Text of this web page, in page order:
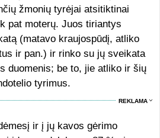
žmonių tyrėjai atsitiktinai
pat moterų. Juos tiriantys
(matavo kraujospūdį, atliko
ir pan.) ir rinko su jų sveikata
duomenis; be to, jie atliko ir šių
tyrimus.
REKLAMA
ir į jų kavos gėrimo